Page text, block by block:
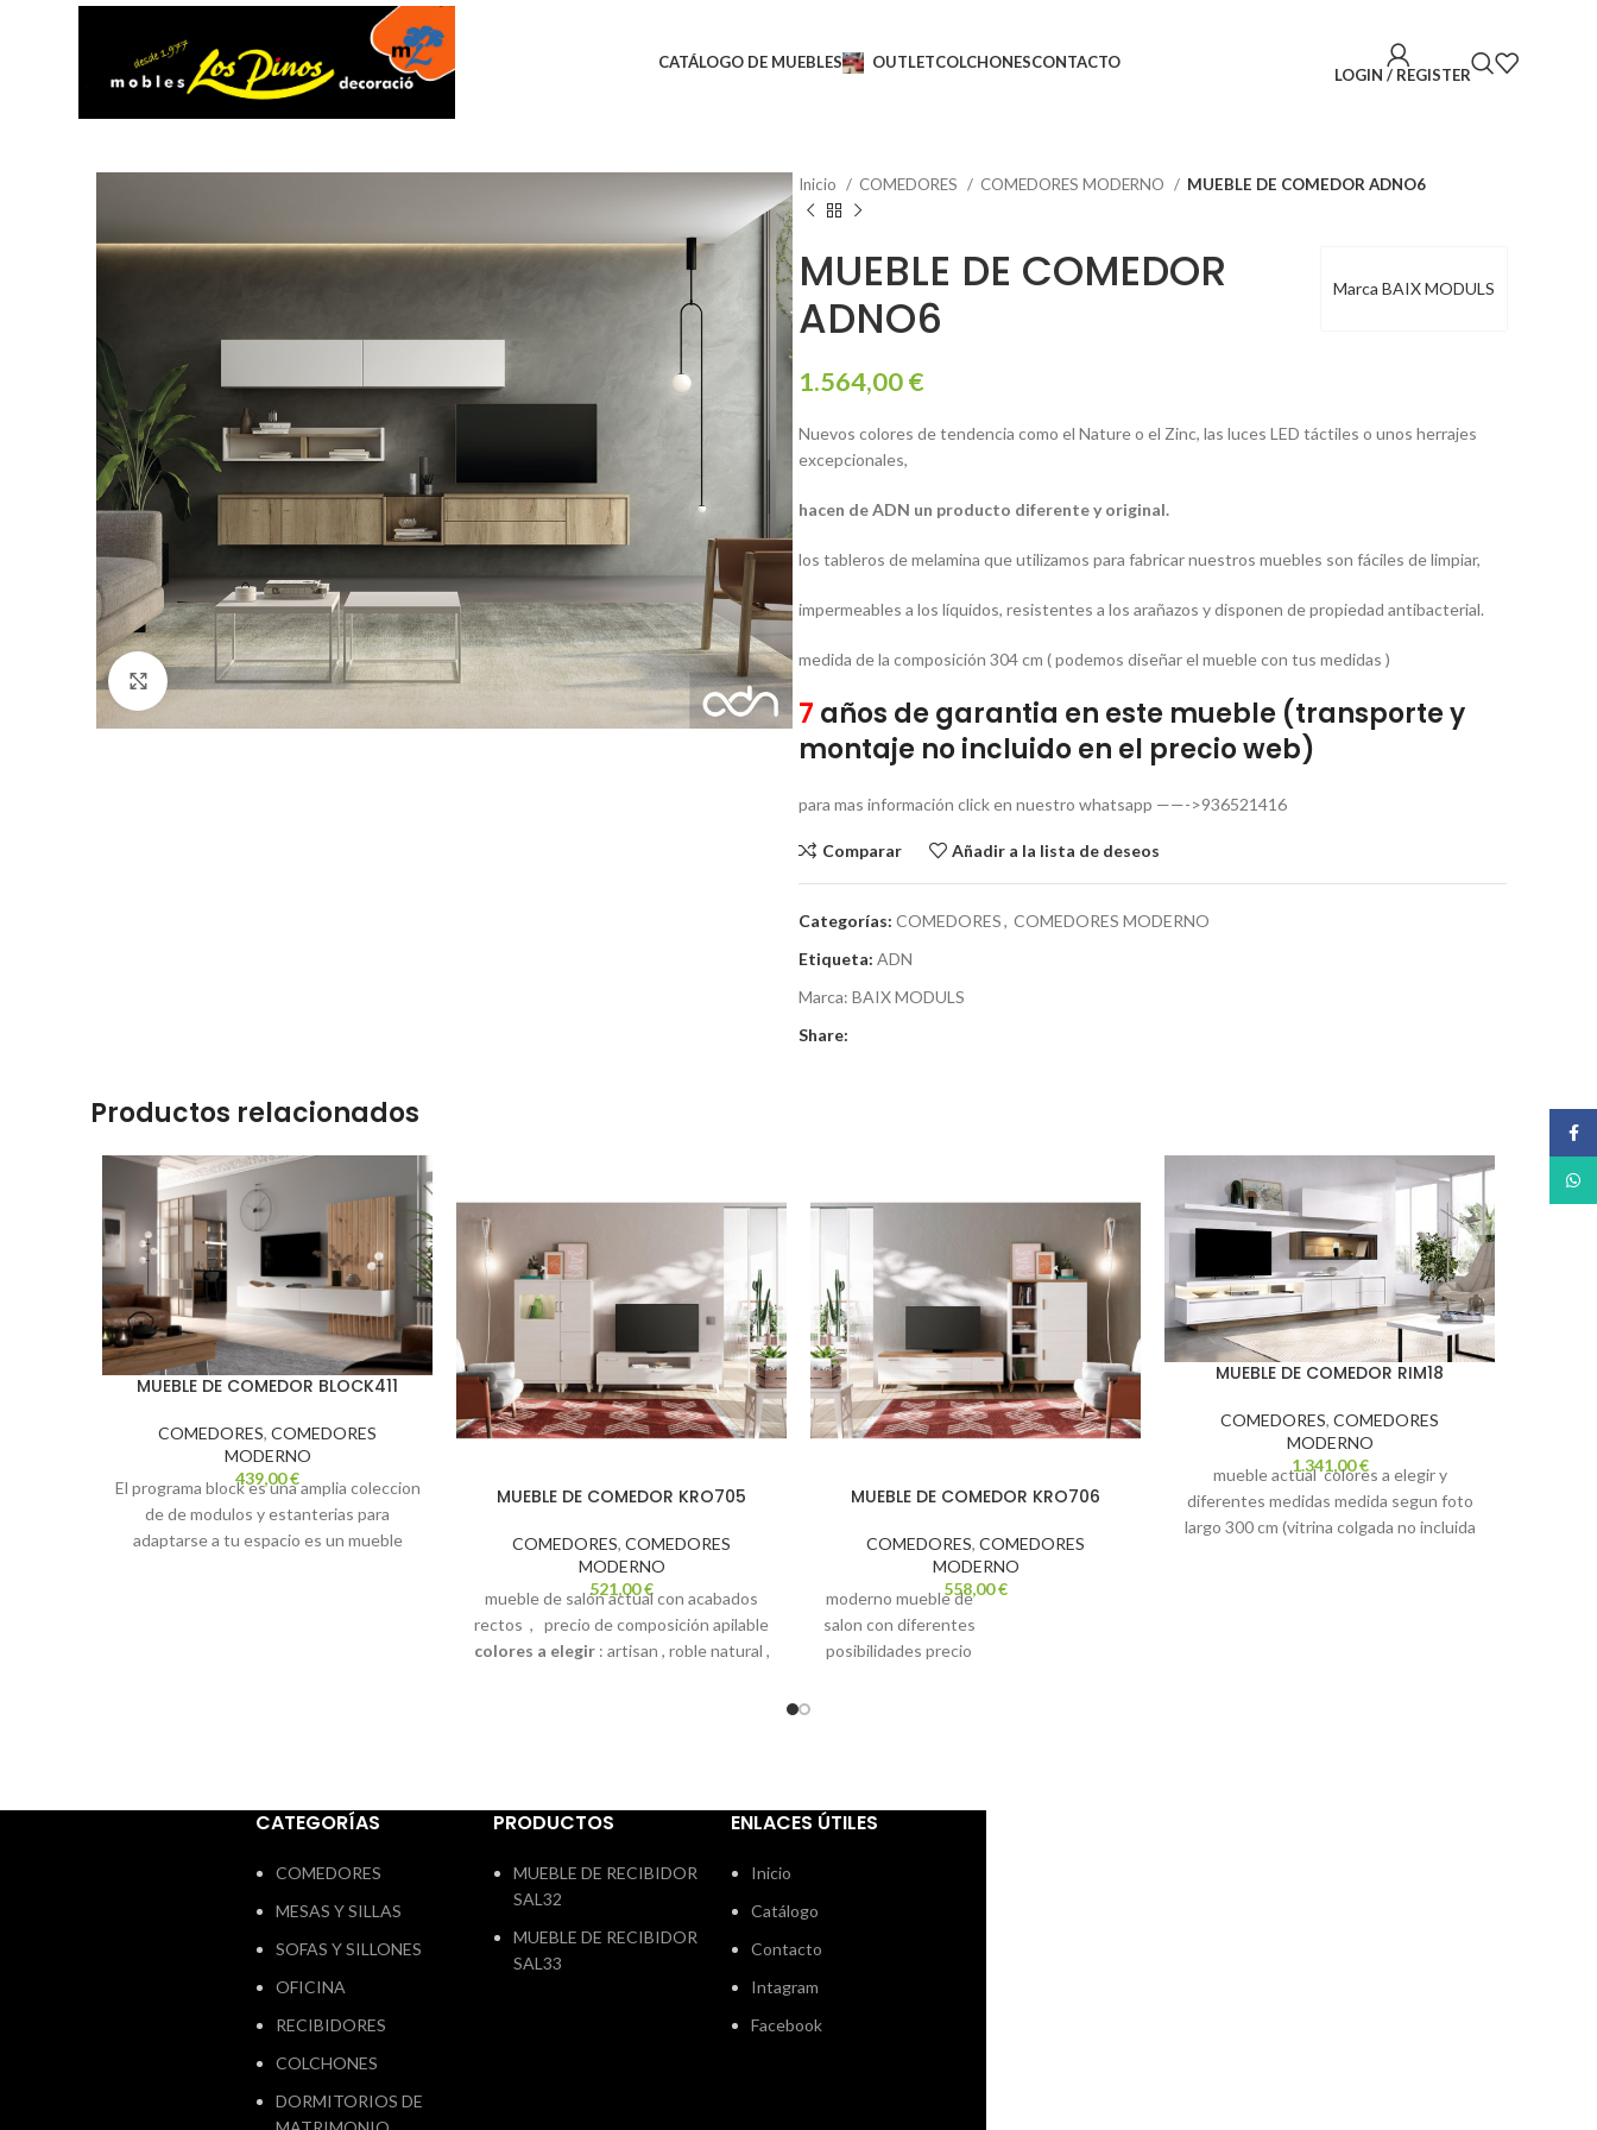
CATÁLOGO DE MUEBLES OUTLETCOLCHONESCONTACTO
LOGIN / REGISTER
Click to enlarge
Inicio COMEDORES COMEDORES MODERNO MUEBLE DE COMEDOR ADNO6
Marca BAIX MODULS
MUEBLE DE COMEDOR
ADNO6
1.564,00€
Nuevos colores de tendencia como el Nature o el Zinc, las luces LED táctiles o unos herrajes
excepcionales,
hacen de ADN un producto diferente y original.
los tableros de melamina que utilizamos para fabricar nuestros muebles son fáciles de limpiar,
impermeables a los líquidos, resistentes a los arañazos y disponen de propiedad antibacterial.
medida de la composición 304 cm ( podemos diseñar el mueble con tus medidas )
7 años de garantia en este mueble (transporte y
montaje no incluido en el precio web)
para mas información click en nuestro whatsapp ——->936521416
Comparar Añadir a la lista de deseos
Categorías: COMEDORES, COMEDORES MODERNO
Etiqueta: ADN
Marca: BAIX MODULS
Share:
Productos relacionados
MUEBLE DE COMEDOR BLOCK411
COMEDORES, COMEDORES
MODERNO
439,00€
El programa block es una amplia coleccion
de de modulos y estanterias para
adaptarse a tu espacio es un mueble
MUEBLE DE COMEDOR KRO705
COMEDORES, COMEDORES
MODERNO
521,00€
mueble de salón actual con acabados
rectos , precio de composición apilable
colores a elegir: artisan , roble natural ,
MUEBLE DE COMEDOR KRO706
COMEDORES, COMEDORES
MODERNO
558,00€
moderno mueble de
salon con diferentes
posibilidades precio
natural oak, polar
medida 260 cm.
MUEBLE DE COMEDOR RIM18
COMEDORES, COMEDORES
MODERNO
1.341,00€
mueble actual colores a elegir y
diferentes medidas medida segun foto
largo 300 cm (vitrina colgada no incluida
CATEGORÍAS
COMEDORES
MESAS Y SILLAS
SOFAS Y SILLONES
OFICINA
RECIBIDORES
COLCHONES
DORMITORIOS DE
PRODUCTOS
MUEBLE DE RECIBIDOR
SAL32
MUEBLE DE RECIBIDOR
SAL33
ENLACES ÚTILES
Inicio
Catálogo
Contacto
Intagram
Facebook